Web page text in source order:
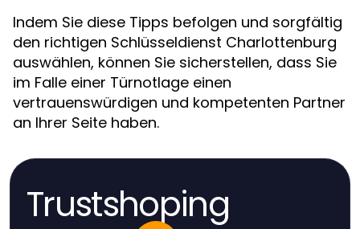
Indem Sie diese Tipps befolgen und sorgfältig
den richtigen Schlüsseldienst Charlottenburg
auswählen, können Sie sicherstellen, dass Sie
im Falle einer Türnotlage einen
vertrauenswürdigen und kompetenten Partner
an Ihrer Seite haben.
Trustshoping